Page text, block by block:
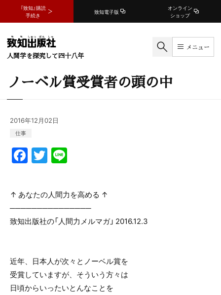
『致知』購読
手続き
致知電子版
オンライン
ショップ
人間学を探究して四十八年
メニュー
ノーベル賞受賞者の頭の中
2016年12月02日
仕事
F
a
c
e
b
k
T
w
itt
er
e
↑ あなたの人間力を高める ↑
───────────────
致知出版社の「人間力メルマガ」 2016.12.3
近年、日本人が次々とノーベル賞を
受賞していますが、そういう方々は
日頃からいったいとんなことを